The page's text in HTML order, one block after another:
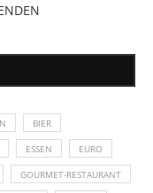
BIER
ESSEN EURO
GOURMET-RESTAURANT